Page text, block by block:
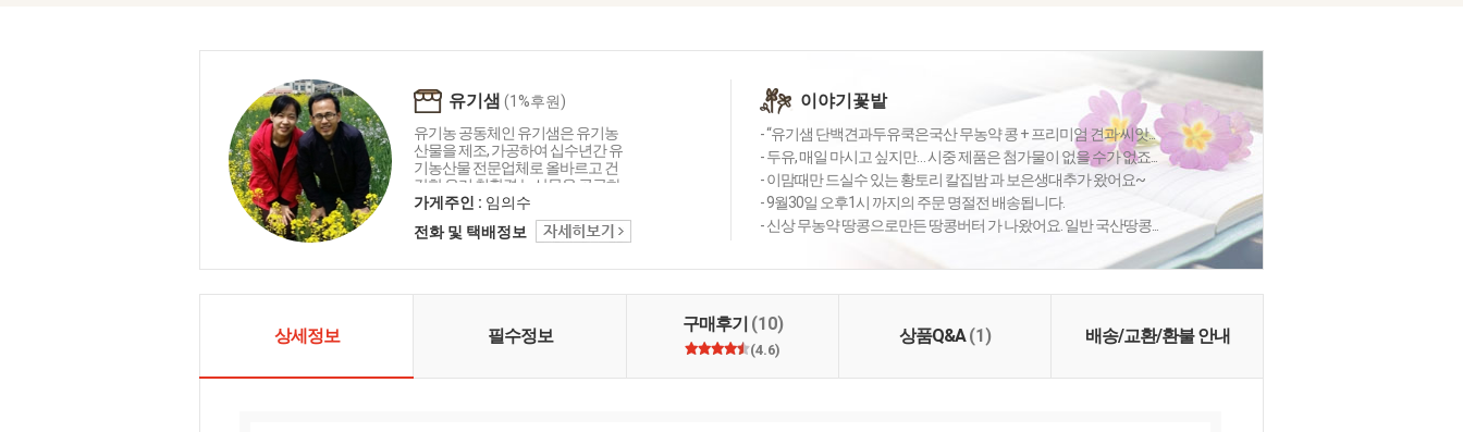
유기샘 (1%후원)
유기농 공동체인 유기샘은 유기농
산물을 제조, 가공하여 십수년간 유
기농산물 전문업체로 올바르고 건
강한 우리 친환경 농산물을 공급하
는 생명 중심의 농업공동체입니다.
유기샘이 드리는 세 가지 약속 1.올
곧은 친환경 명인이 지은 농산물로
주는 제품을 만들겠습니다. 3. 철저
가게주인 : 임의수
전화 및 택배정보
이야기꽃밭
- “유기샘 단백견과두유쿡은국산 무농약 콩 + 프리미엄 견과·씨앗...
- 두유, 매일 마시고 싶지만… 시중 제품은 첨가물이 없을 수가 없죠...
- 이맘때만 드실수 있는 황토리 칼집밤 과 보은생대추가 왔어요~
- 9월30일 오후1시 까지의 주문 명절전 배송됩니다.
- 신상 무농약 땅콩으로만든 땅콩버터 가 나왔어요. 일반 국산땅콩...
상세정보 필수정보
구매후기 (10)
(4.6)
상품Q&A(1) 배송/교환/환불 안내